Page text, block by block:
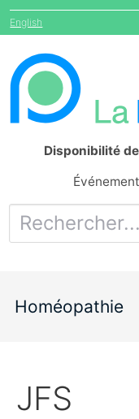
English
Disponibilité
Homéopathie
JFS